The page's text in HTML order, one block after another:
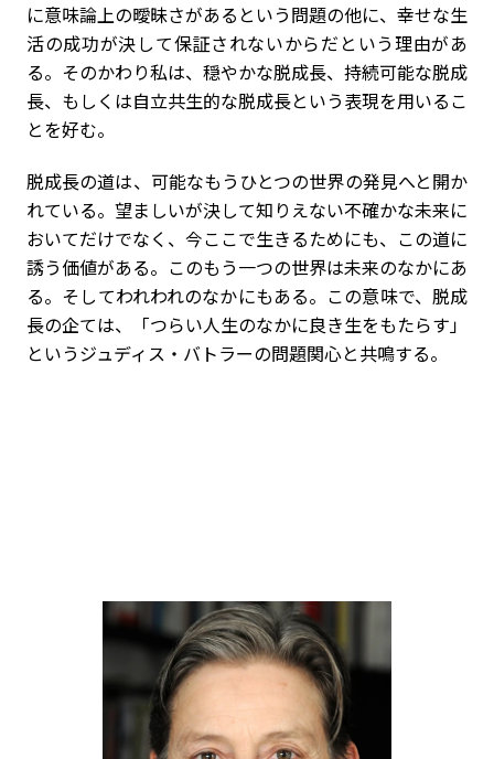
に意味論上の曖昧さがあるという問題の他に、幸せな生
活の成功が決して保証されないからだという理由があ
る。そのかわり私は、穏やかな脱成長、持続可能な脱成
長、もしくは自立共生的な脱成長という表現を用いるこ
とを好む。
脱成長の道は、可能なもうひとつの世界の発見へと開か
れている。望ましいが決して知りえない不確かな未来に
おいてだけでなく、今ここで生きるためにも、この道に
誘う価値がある。このもう一つの世界は未来のなかにあ
る。そしてわれわれのなかにもある。この意味で、脱成
長の企ては、「つらい人生のなかに良き生をもたらす」
というジュディス・バトラーの問題関心と共鳴する。